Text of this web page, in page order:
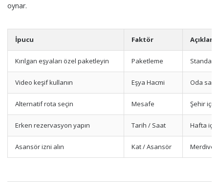
oynar.
İpucu Faktör Açıklama
Kırılgan eşyaları özel paketleyin Paketleme Standart
Video keşif kullanın Eşya Hacmi Oda
Alternatif rota seçin Mesafe Şehir içi
Erken rezervasyon yapın Tarih / Saat Hafta içi
Asansör izni alın Kat / Asansör